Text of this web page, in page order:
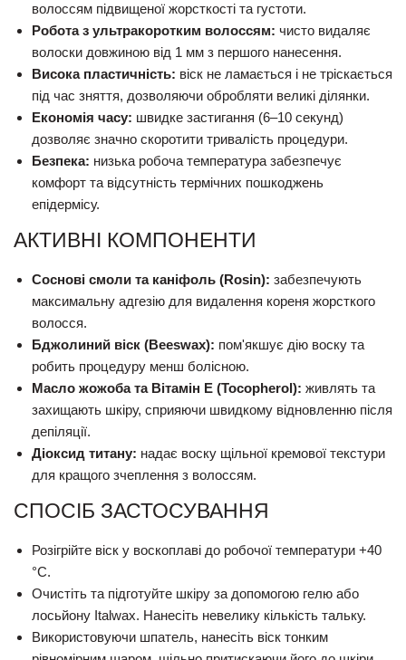
волоссям підвищеної жорсткості та густоти.
Робота з ультракоротким волоссям: чисто видаляє
волоски довжиною від 1 мм з першого нанесення.
Висока пластичність: віск не ламається і не тріскається
під час зняття, дозволяючи обробляти великі ділянки.
Економія часу: швидке застигання (6–10 секунд)
дозволяє значно скоротити тривалість процедури.
Безпека: низька робоча температура забезпечує
комфорт та відсутність термічних пошкоджень
епідермісу.
АКТИВНІ КОМПОНЕНТИ
Соснові смоли та каніфоль (Rosin): забезпечують
максимальну адгезію для видалення кореня жорсткого
волосся.
Бджолиний віск (Beeswax): пом'якшує дію воску та
робить процедуру менш болісною.
Масло жожоба та Вітамін Е (Tocopherol): живлять та
захищають шкіру, сприяючи швидкому відновленню після
депіляції.
Діоксид титану: надає воску щільної кремової текстури
для кращого зчеплення з волоссям.
СПОСІБ ЗАСТОСУВАННЯ
Розігрійте віск у воскоплаві до робочої температури +40
°C.
Очистіть та підготуйте шкіру за допомогою гелю або
лосьйону Italwax. Нанесіть невелику кількість тальку.
Використовуючи шпатель, нанесіть віск тонким